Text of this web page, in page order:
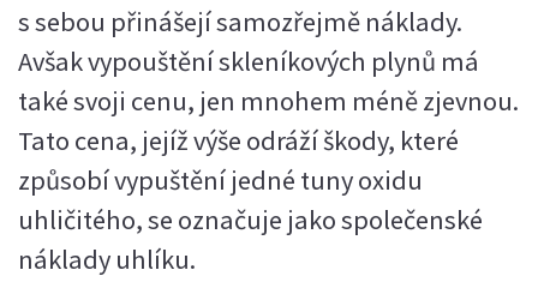
s sebou přinášejí samozřejmě náklady.
Avšak vypouštění skleníkových plynů má
také svoji cenu, jen mnohem méně zjevnou.
Tato cena, jejíž výše odráží škody, které
způsobí vypuštění jedné tuny oxidu
uhličitého, se označuje jako společenské
náklady uhlíku.